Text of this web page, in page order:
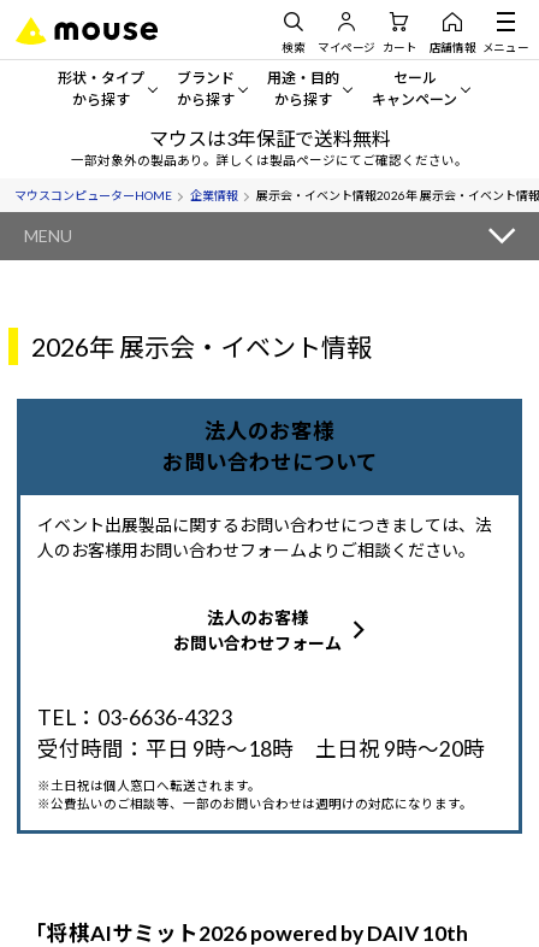
検索 マイページ カート 店舗情報 メニュー
形状・タイプ
から探す
形状・タイプから探す をすべてみる
デスクトップPC
ノートPC
ワークステーション
ディスプレイ
Windows 11|Copilot+ PC
ブランド
から探す
mouse
G TUNE
NEXTGEAR
iiyama
Windows 11|Copilot+ PC
用途・目的
から探す
一般向けパソコン
ゲーミングPC・ゲーム向けパソコン
クリエイティブ向け
スペック/パーツ別
AIおすすめパソコン
Windows 11|Copilot+ PC
セール
キャンペーン
セール・キャンペーン
期間限定セール
マウスは3年保証で送料無料
一部対象外の製品あり。詳しくは製品ページにてご確認ください。
マウスコンピューターHOME 企業情報 展示会・イベント情報2026年 展示会・イベント情報
MENU
2026年 展示会・イベント情報
法人のお客様
お問い合わせについて
イベント出展製品に関するお問い合わせにつきましては、法
人のお客様用お問い合わせフォームよりご相談ください。
法人のお客様
お問い合わせフォーム
TEL：03-6636-4323
受付時間：平日 9時～18時 土日祝 9時～20時
※土日祝は個人窓口へ転送されます。
※公費払いのご相談等、一部のお問い合わせは週明けの対応になります。
「将棋AIサミット2026 powered by DAIV 10th